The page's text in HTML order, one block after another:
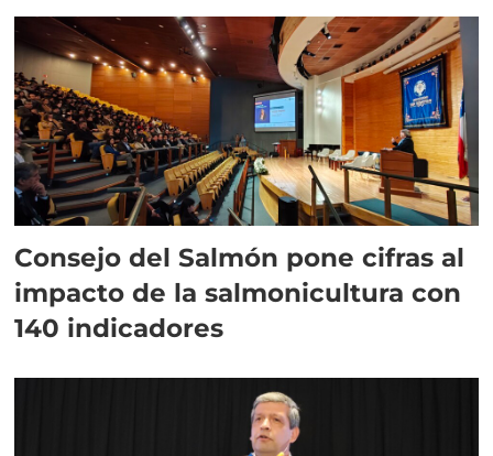
Consejo del Salmón pone cifras al
impacto de la salmonicultura con
140 indicadores